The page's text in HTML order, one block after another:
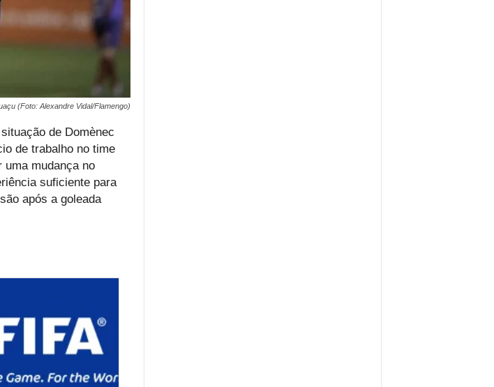
(Foto: Alexandre Vidal/Flamengo)
de Domènec
de trabalho no time
mudança no
suficiente para
após a goleada